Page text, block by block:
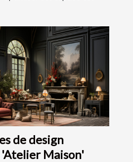
de design
Maison'